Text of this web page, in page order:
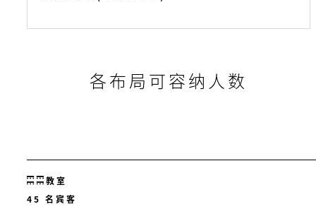
各布局可容纳人数
教室
45 名宾客